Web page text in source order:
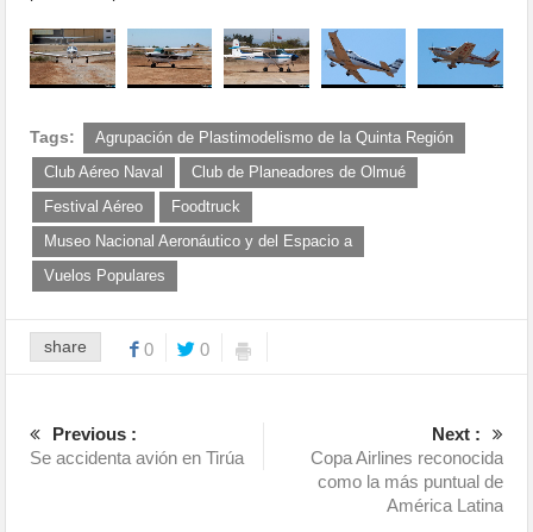
Tags:
Agrupación de Plastimodelismo de la Quinta Región
Club Aéreo Naval
Club de Planeadores de Olmué
Festival Aéreo
Foodtruck
Museo Nacional Aeronáutico y del Espacio a
Vuelos Populares
share 0 0
Previous :
Se accidenta avión en Tirúa
Next :
Copa Airlines reconocida
como la más puntual de
América Latina